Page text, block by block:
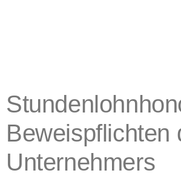
Beweispflichten
Unternehmers